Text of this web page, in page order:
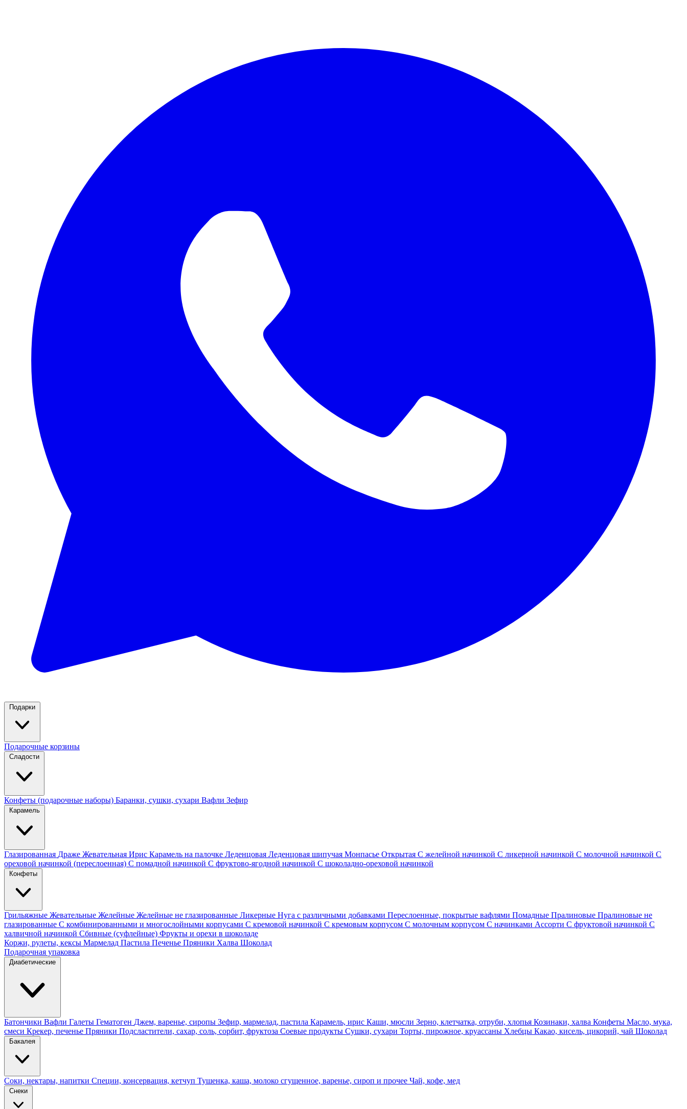
Подарки
Подарочные корзины
Сладости
Конфеты (подарочные наборы) Баранки, сушки, сухари Вафли Зефир
Карамель
Глазированная Драже Жевательная Ирис Карамель на палочке Леденцовая Леденцовая шипучая Монпасье Открытая С желейной начинкой С ликерной начинкой С молочной начинкой С
ореховой начинкой (переслоенная) С помадной начинкой С фруктово-ягодной начинкой С шоколадно-ореховой начинкой
Конфеты
Грильяжные Жевательные Желейные Желейные не глазированные Ликерные Нуга с различными добавками Переслоенные, покрытые вафлями Помадные Пралиновые Пралиновые не
глазированные С комбинированными и многослойными корпусами С кремовой начинкой С кремовым корпусом С молочным корпусом С начинками Ассорти С фруктовой начинкой С
халвичной начинкой Сбивные (суфлейные) Фрукты и орехи в шоколаде
Коржи, рулеты, кексы Мармелад Пастила Печенье Пряники Халва Шоколад
Подарочная упаковка
Диабетические
Батончики Вафли Галеты Гематоген Джем, варенье, сиропы Зефир, мармелад, пастила Карамель, ирис Каши, мюсли Зерно, клетчатка, отруби, хлопья Козинаки, халва Конфеты Масло, мука,
смеси Крекер, печенье Пряники Подсластители, сахар, соль, сорбит, фруктоза Соевые продукты Сушки, сухари Торты, пирожное, круассаны Хлебцы Какао, кисель, цикорий, чай Шоколад
Бакалея
Соки, нектары, напитки Специи, консервация, кетчуп Тушенка, каша, молоко сгущенное, варенье, сироп и прочее Чай, кофе, мед
Снеки